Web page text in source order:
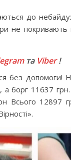
до
не
та Viber!
без допомоги!
а борг 11637
Всього 12897